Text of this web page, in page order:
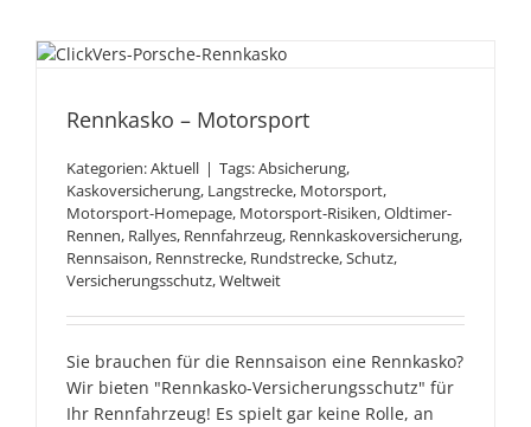
Rennkasko – Motorsport
Kategorien:Aktuell | Tags:Absicherung,
Kaskoversicherung, Langstrecke, Motorsport,
Motorsport-Homepage, Motorsport-Risiken,Oldtimer-
Rennen, Rallyes, Rennfahrzeug, Rennkaskoversicherung,
Rennsaison, Rennstrecke, Rundstrecke,Schutz,
Versicherungsschutz,Weltweit
Sie brauchen für die Rennsaison eine Rennkasko?
Wir bieten "Rennkasko-Versicherungsschutz" für
Ihr Rennfahrzeug! Es spielt gar keine Rolle, an